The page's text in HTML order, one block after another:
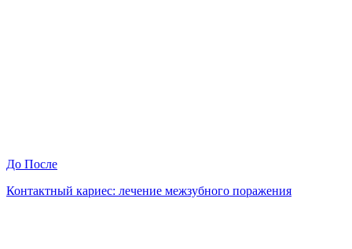
До После
Контактный кариес: лечение межзубного поражения